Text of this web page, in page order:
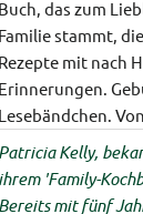
Buch, das zum
Familie stammt,
Rezepte mit nach
Erinnerungen.
Lesebändchen.
Patricia Kelly,
ihrem 'Family-
Bereits mit fünf